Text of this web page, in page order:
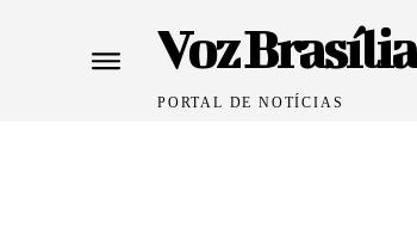
Voz Brasília
PORTAL DE NOTÍCIAS